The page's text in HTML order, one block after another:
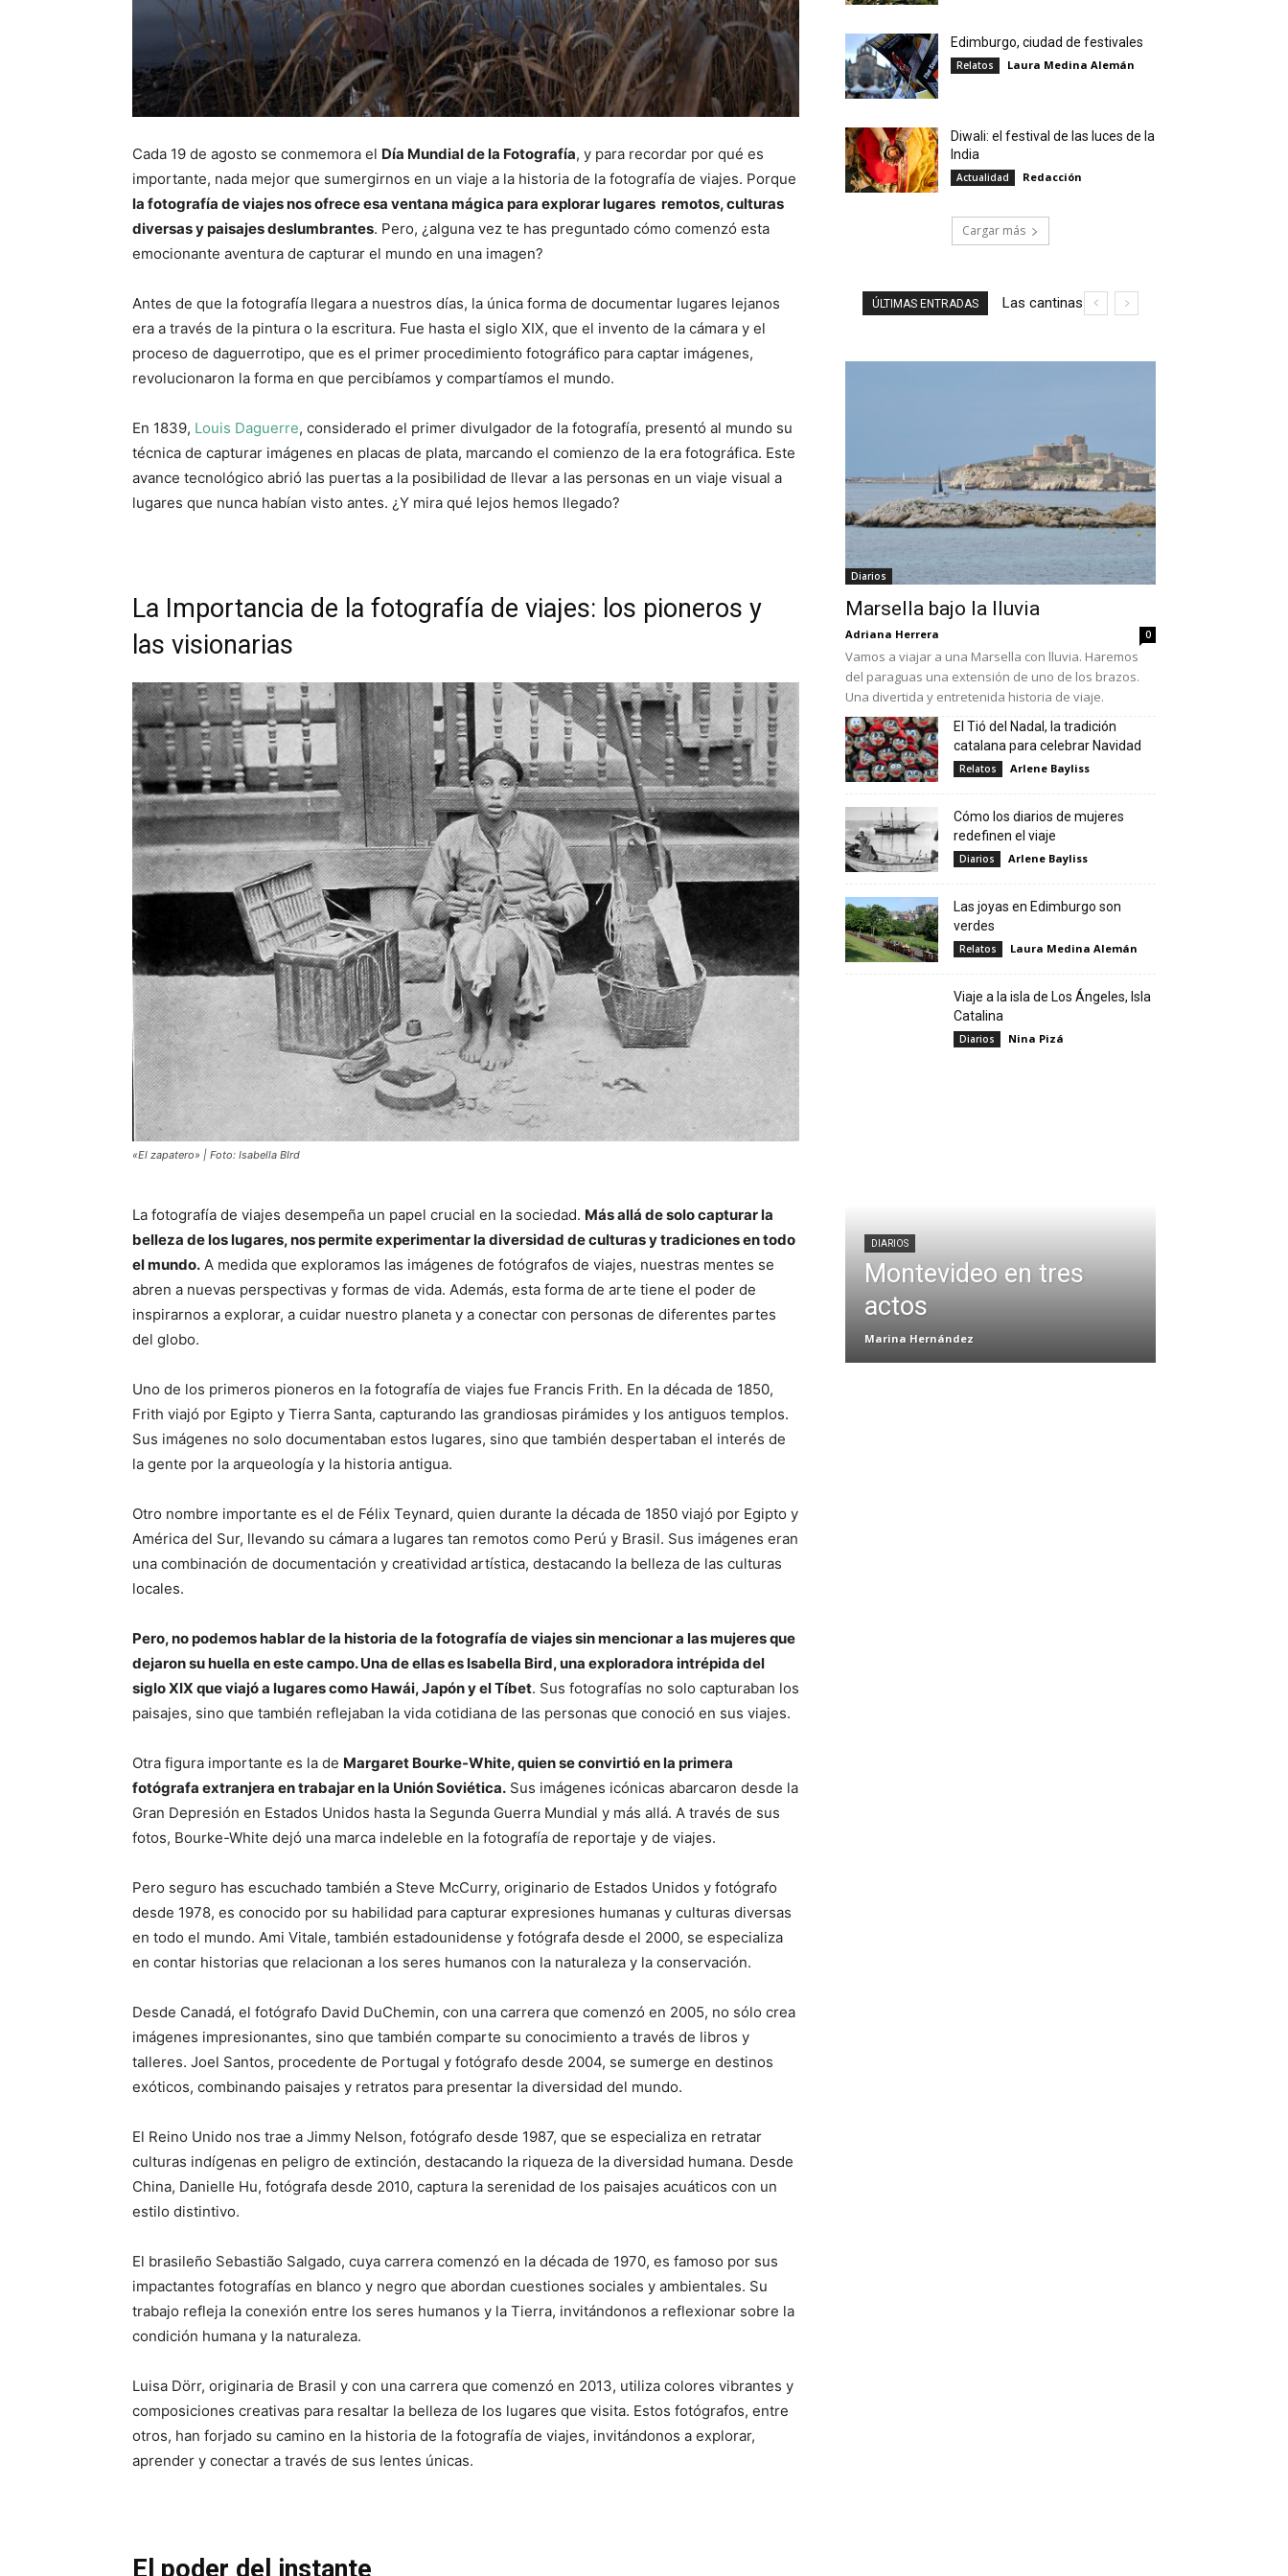
Cada 19 de agosto se conmemora el Día Mundial de la Fotografía, y para recordar por qué es
importante, nada mejor que sumergirnos en un viaje a la historia de la fotografía de viajes. Porque
la fotografía de viajes nos ofrece esa ventana mágica para explorar lugares remotos, culturas
diversas y paisajes deslumbrantes. Pero, ¿alguna vez te has preguntado cómo comenzó esta
emocionante aventura de capturar el mundo en una imagen?
Antes de que la fotografía llegara a nuestros días, la única forma de documentar lugares lejanos
era a través de la pintura o la escritura. Fue hasta el siglo XIX, que el invento de la cámara y el
proceso de daguerrotipo, que es el primer procedimiento fotográfico para captar imágenes,
revolucionaron la forma en que percibíamos y compartíamos el mundo.
En 1839, Louis Daguerre, considerado el primer divulgador de la fotografía, presentó al mundo su
técnica de capturar imágenes en placas de plata, marcando el comienzo de la era fotográfica. Este
avance tecnológico abrió las puertas a la posibilidad de llevar a las personas en un viaje visual a
lugares que nunca habían visto antes. ¿Y mira qué lejos hemos llegado?
La Importancia de la fotografía de viajes: los pioneros y
las visionarias
«El zapatero» | Foto: Isabella BIrd
La fotografía de viajes desempeña un papel crucial en la sociedad. Más allá de solo capturar la
belleza de los lugares, nos permite experimentar la diversidad de culturas y tradiciones en todo
el mundo. A medida que exploramos las imágenes de fotógrafos de viajes, nuestras mentes se
abren a nuevas perspectivas y formas de vida. Además, esta forma de arte tiene el poder de
inspirarnos a explorar, a cuidar nuestro planeta y a conectar con personas de diferentes partes
del globo.
Uno de los primeros pioneros en la fotografía de viajes fue Francis Frith. En la década de 1850,
Frith viajó por Egipto y Tierra Santa, capturando las grandiosas pirámides y los antiguos templos.
Sus imágenes no solo documentaban estos lugares, sino que también despertaban el interés de
la gente por la arqueología y la historia antigua.
Otro nombre importante es el de Félix Teynard, quien durante la década de 1850 viajó por Egipto y
América del Sur, llevando su cámara a lugares tan remotos como Perú y Brasil. Sus imágenes eran
una combinación de documentación y creatividad artística, destacando la belleza de las culturas
locales.
Pero, no podemos hablar de la historia de la fotografía de viajes sin mencionar a las mujeres que
dejaron su huella en este campo. Una de ellas es Isabella Bird, una exploradora intrépida del
siglo XIX que viajó a lugares como Hawái, Japón y el Tíbet. Sus fotografías no solo capturaban los
paisajes, sino que también reflejaban la vida cotidiana de las personas que conoció en sus viajes.
Otra figura importante es la de Margaret Bourke-White, quien se convirtió en la primera
fotógrafa extranjera en trabajar en la Unión Soviética. Sus imágenes icónicas abarcaron desde la
Gran Depresión en Estados Unidos hasta la Segunda Guerra Mundial y más allá. A través de sus
fotos, Bourke-White dejó una marca indeleble en la fotografía de reportaje y de viajes.
Pero seguro has escuchado también a Steve McCurry, originario de Estados Unidos y fotógrafo
desde 1978, es conocido por su habilidad para capturar expresiones humanas y culturas diversas
en todo el mundo. Ami Vitale, también estadounidense y fotógrafa desde el 2000, se especializa
en contar historias que relacionan a los seres humanos con la naturaleza y la conservación.
Desde Canadá, el fotógrafo David DuChemin, con una carrera que comenzó en 2005, no sólo crea
imágenes impresionantes, sino que también comparte su conocimiento a través de libros y
talleres. Joel Santos, procedente de Portugal y fotógrafo desde 2004, se sumerge en destinos
exóticos, combinando paisajes y retratos para presentar la diversidad del mundo.
El Reino Unido nos trae a Jimmy Nelson, fotógrafo desde 1987, que se especializa en retratar
culturas indígenas en peligro de extinción, destacando la riqueza de la diversidad humana. Desde
China, Danielle Hu, fotógrafa desde 2010, captura la serenidad de los paisajes acuáticos con un
estilo distintivo.
El brasileño Sebastião Salgado, cuya carrera comenzó en la década de 1970, es famoso por sus
impactantes fotografías en blanco y negro que abordan cuestiones sociales y ambientales. Su
trabajo refleja la conexión entre los seres humanos y la Tierra, invitándonos a reflexionar sobre la
condición humana y la naturaleza.
Luisa Dörr, originaria de Brasil y con una carrera que comenzó en 2013, utiliza colores vibrantes y
composiciones creativas para resaltar la belleza de los lugares que visita. Estos fotógrafos, entre
otros, han forjado su camino en la historia de la fotografía de viajes, invitándonos a explorar,
aprender y conectar a través de sus lentes únicas.
El poder del instante
Edimburgo, ciudad de festivales
Relatos Laura Medina Alemán
Diwali: el festival de las luces de la
India
Actualidad Redacción
Cargar más
ÚLTIMAS ENTRADAS
Las cantinas
Ruta
Diarios
Marsella bajo la lluvia
Adriana Herrera 0
Vamos a viajar a una Marsella con lluvia. Haremos
del paraguas una extensión de uno de los brazos.
Una divertida y entretenida historia de viaje.
El Tió del Nadal, la tradición
catalana para celebrar Navidad
Relatos Arlene Bayliss
Cómo los diarios de mujeres
redefinen el viaje
Diarios Arlene Bayliss
Las joyas en Edimburgo son
verdes
Relatos Laura Medina Alemán
Viaje a la isla de Los Ángeles, Isla
Catalina
Diarios Nina Pizá
DIARIOS
Montevideo en tres
actos
Marina Hernández